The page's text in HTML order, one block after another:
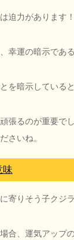
迫力があります！
幸運の暗示である
を暗示している
張るのが重要で
さいね。
味
寄りそう子クジ
合、運気アップ